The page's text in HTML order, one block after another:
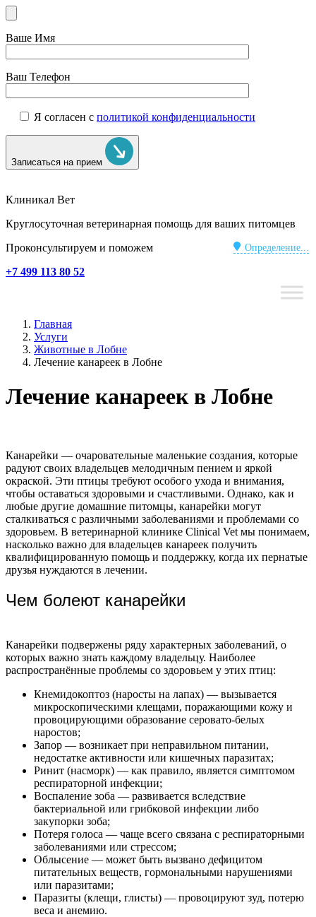
Ваше Имя
Ваш Телефон
Я согласен с политикой конфиденциальности
Записаться на прием
Клиникал Вет
Круглосуточная ветеринарная помощь для ваших питомцев
Определение...
Проконсультируем и поможем
+7 499 113 80 52
Главная
Услуги
Животные в Лобне
Лечение канареек в Лобне
Лечение канареек в Лобне
Канарейки — очаровательные маленькие создания, которые
радуют своих владельцев мелодичным пением и яркой
окраской. Эти птицы требуют особого ухода и внимания,
чтобы оставаться здоровыми и счастливыми. Однако, как и
любые другие домашние питомцы, канарейки могут
сталкиваться с различными заболеваниями и проблемами со
здоровьем. В ветеринарной клинике Clinical Vet мы понимаем,
насколько важно для владельцев канареек получить
квалифицированную помощь и поддержку, когда их пернатые
друзья нуждаются в лечении.
Чем болеют канарейки
Канарейки подвержены ряду характерных заболеваний, о
которых важно знать каждому владельцу. Наиболее
распространённые проблемы со здоровьем у этих птиц:
Кнемидокоптоз (наросты на лапах) — вызывается
микроскопическими клещами, поражающими кожу и
провоцирующими образование серовато-белых
наростов;
Запор — возникает при неправильном питании,
недостатке активности или кишечных паразитах;
Ринит (насморк) — как правило, является симптомом
респираторной инфекции;
Воспаление зоба — развивается вследствие
бактериальной или грибковой инфекции либо
закупорки зоба;
Потеря голоса — чаще всего связана с респираторными
заболеваниями или стрессом;
Облысение — может быть вызвано дефицитом
питательных веществ, гормональными нарушениями
или паразитами;
Паразиты (клещи, глисты) — провоцируют зуд, потерю
веса и анемию.